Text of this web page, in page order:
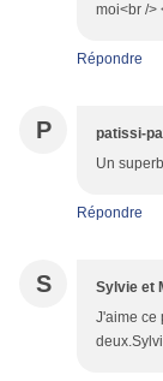
moi<br />
Répondre
P patissi-
Un
Répondre
S Sylvie et
J'aime ce